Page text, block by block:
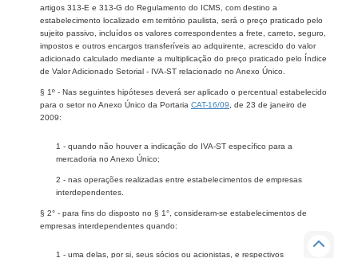
artigos 313-E e 313-G do Regulamento do ICMS, com destino a
estabelecimento localizado em território paulista, será o preço praticado pelo
sujeito passivo, incluídos os valores correspondentes a frete, carreto, seguro,
impostos e outros encargos transferíveis ao adquirente, acrescido do valor
adicionado calculado mediante a multiplicação do preço praticado pelo Índice
de Valor Adicionado Setorial - IVA-ST relacionado no Anexo Único.
§ 1º - Nas seguintes hipóteses deverá ser aplicado o percentual estabelecido
para o setor no Anexo Único da Portaria CAT-16/09 , de 23 de janeiro de
2009:
1 - quando não houver a indicação do IVA-ST específico para a
mercadoria no Anexo Único;
2 - nas operações realizadas entre estabelecimentos de empresas
interdependentes.
§ 2° - para fins do disposto no § 1°, consideram-se estabelecimentos de
empresas interdependentes quando:
1 - uma delas, por si, seus sócios ou acionistas, e respectivos